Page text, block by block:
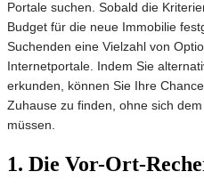
Portale suchen. Sobald die
Budget für die neue Immobilie
Suchenden eine Vielzahl von
Internetportale. Indem Sie
erkunden, können Sie Ihre
Zuhause zu finden, ohne sich
müssen.
1. Die Vor-Ort-